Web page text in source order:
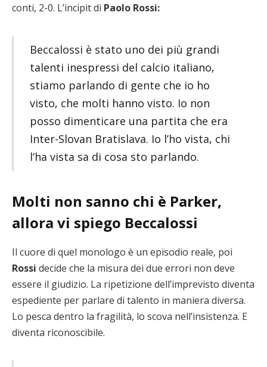
conti, 2-0. L’incipit di Paolo Rossi:
Beccalossi è stato uno dei più grandi
talenti inespressi del calcio italiano,
stiamo parlando di gente che io ho
visto, che molti hanno visto. Io non
posso dimenticare una partita che era
Inter-Slovan Bratislava. Io l’ho vista, chi
l’ha vista sa di cosa sto parlando.
Molti non sanno chi è Parker,
allora vi spiego Beccalossi
Il cuore di quel monologo è un episodio reale, poi
Rossi decide che la misura dei due errori non deve
essere il giudizio. La ripetizione dell’imprevisto diventa
espediente per parlare di talento in maniera diversa.
Lo pesca dentro la fragilità, lo scova nell’insistenza. E
diventa riconoscibile.